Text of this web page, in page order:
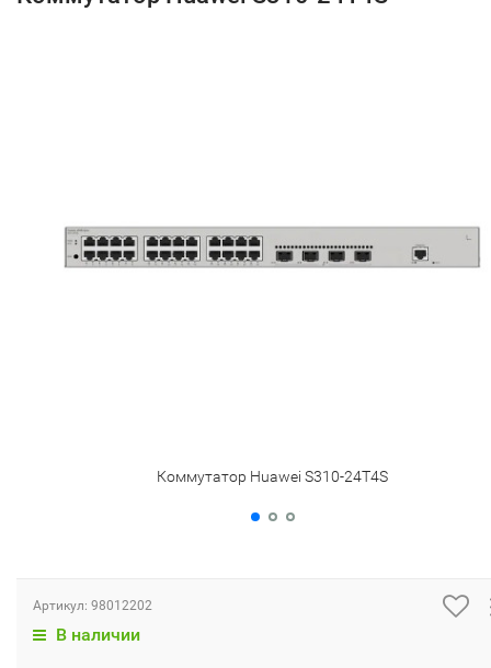
Коммутатор Huawei S310-24T4S
Артикул: 98012202
В наличии